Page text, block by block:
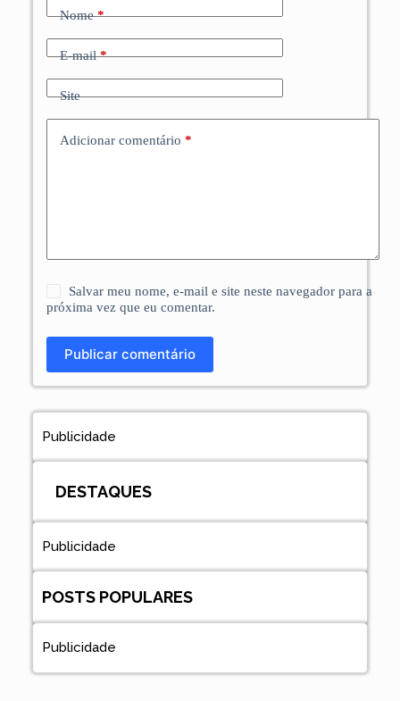
Nome*
E-mail*
Site
Adicionar comentário *
Salvar meu nome, e-mail e site neste navegador para a
próxima vez que eu comentar.
Publicar comentário
Publicidade
DESTAQUES
Publicidade
POSTS POPULARES
Publicidade